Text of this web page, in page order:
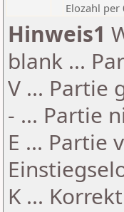
Elozahl per
Hinweis1
blank ...
V ... Partie
- ... Partie
E ... Partie
K ...